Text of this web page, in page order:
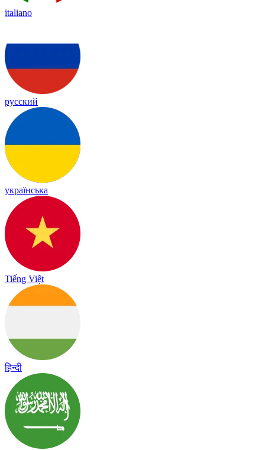
italiano
русский
українська
Tiếng Việt
हिन्दी